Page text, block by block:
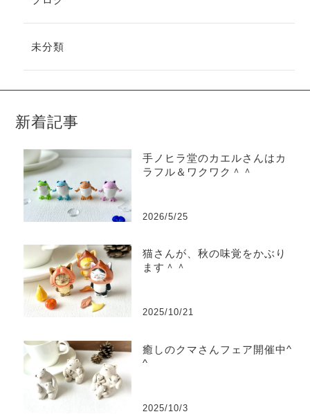
未分類
新着記事
手ノヒラ堂のカエルさんはカ
ラフル＆ワクワク＾＾
2026/5/25
猫さんが、秋の味覚をかぶり
ます＾＾
2025/10/21
癒しのクマさんフェア開催中^
^
2025/10/3